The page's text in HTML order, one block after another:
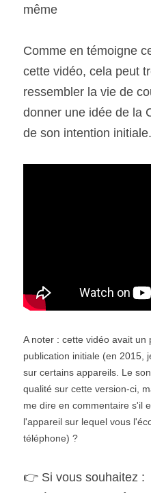
même
Comme en témoigne
cette vidéo, cela peut
ressembler la vie de
donner une idée de la
de son intention initiale.
A noter : cette vidéo avait un
publication initiale (en 2015,
sur certains appareils. Le
qualité sur cette version-ci,
me dire en commentaire s'il
l'appareil sur lequel vous
téléphone) ?
👉 Si vous souhaitez :